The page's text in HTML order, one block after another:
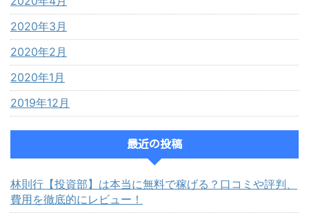
2020年3月
2020年2月
2020年1月
2019年12月
最近の投稿
林則行【投資部】は本当に無料で稼げる？口コミや評判、
費用を徹底的にレビュー！